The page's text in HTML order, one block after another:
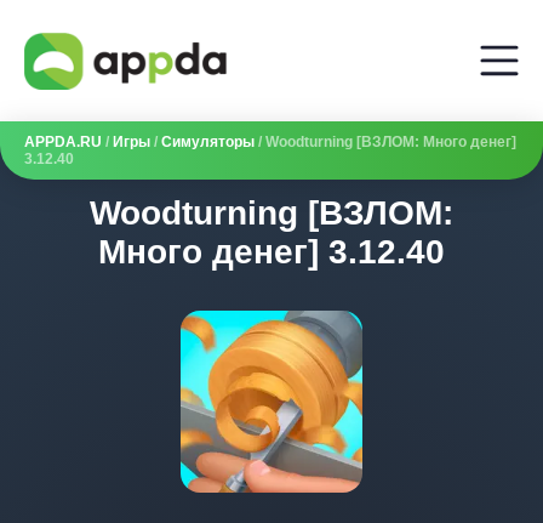
APPDA.RU / Игры / Симуляторы / Woodturning [ВЗЛОМ: Много денег]
3.12.40
Woodturning [ВЗЛОМ:
Много денег] 3.12.40